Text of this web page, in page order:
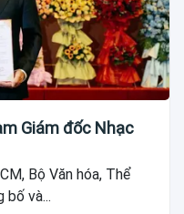
Giám đốc Nhạc
Bộ Văn hóa, Thể
bố và...